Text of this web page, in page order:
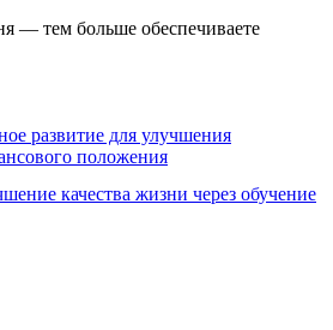
— тем больше обеспечиваете
развитие для улучшения
положения
качества жизни через обучение